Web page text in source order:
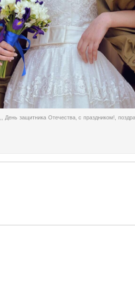
День защитника Отечества,с праздником!